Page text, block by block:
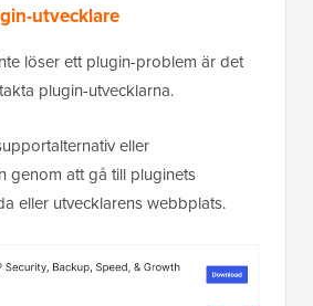
utvecklare
löser ett plugin-problem är det
plugin-utvecklarna.
eller
genom att gå till pluginets
eller utvecklarens webbplats.